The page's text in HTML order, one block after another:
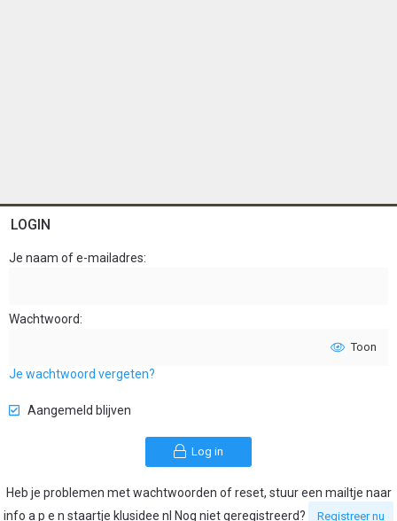
LOGIN
Je naam of e-mailadres
Wachtwoord
Toon
Je wachtwoord vergeten?
Aangemeld blijven
Log in
Heb je problemen met wachtwoorden of reset, stuur een mailtje naar
info a p e n staartje klusidee nl Nog niet geregistreerd?
Registreer nu